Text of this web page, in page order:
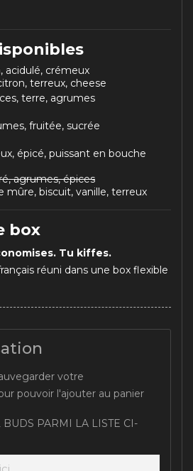
acidulé, crémeux
terreux, cheese
terre, agrumes
fruitée, sucrée
épicé, puissant en bouche
agrumes, épices
mûre, biscuit, vanille, terreux
box
Tu kiffes.
réuni dans une box flexible
votre
pouvoir l'ajouter au panier
BUDS PARMI LA LISTE CI-